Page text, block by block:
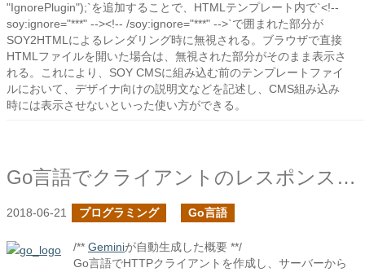
"IgnorePlugin");`を追加することで、HTMLテンプレート内で`<!--
soy:ignore="***" --><!-- /soy:ignore="***" -->`で囲まれた部分が
SOY2HTMLによるレンダリング時に無視される。ブラウザで直接
HTMLファイルを開いた場合は、無視された部分がそのまま表示さ
れる。これにより、SOY CMSに組み込む前のテンプレートファイ
ルにおいて、デザイナ向けの説明文などを記述し、CMS組み込み
時には表示させないといった使い方ができる。
Go言語でクライアントのレスポンスを見る
2018-06-21 プログラミング Go言語
/** Geminiが自動生成した概要 **/
Go言語でHTTPクライアントを作成し、サーバーから